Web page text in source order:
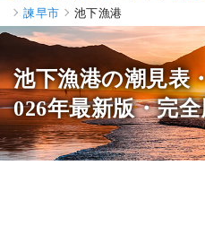
諫早市
池下漁港
池下漁港の潮見表
026年最新版・完